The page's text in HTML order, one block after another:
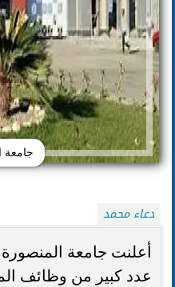
جامعة
دعاء محمد
أعلنت جامعة
عدد كبير من وظائف